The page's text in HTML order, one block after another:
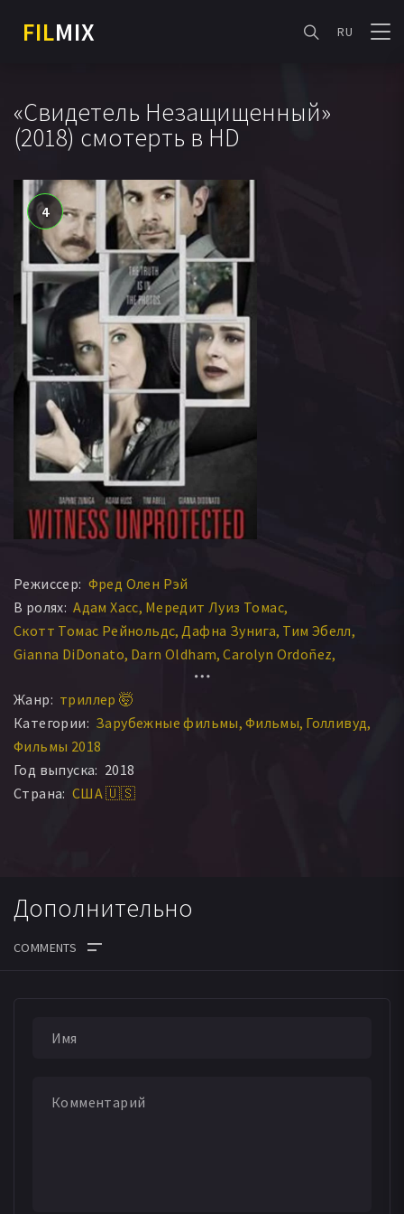
FILMIX RU
«Свидетель Незащищенный»
(2018) смотерть в HD
4
Режиссер: Фред Олен Рэй
В ролях: Адам Хасс Мередит Луиз Томас
Скотт Томас Рейнольдс Дафна Зунига Тим Эбелл
Gianna DiDonato Darn Oldham Carolyn Ordoñez
Моника Янг
Жанр: триллер 🤯
Категории: Зарубежные фильмы Фильмы Голливуд
Фильмы 2018
Год выпуска: 2018
Страна: США 🇺🇸
Дополнительно